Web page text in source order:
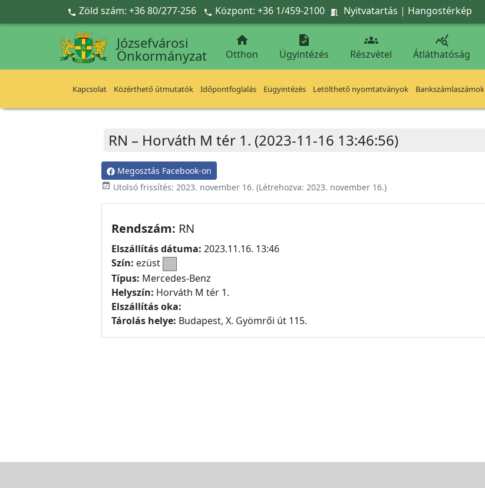
Ugrás a fő tartalomra
 Zöld szám: +36 80/277-256  Központ: +36 1/459-2100  Nyitvatartás | Hangostérkép
Józsefvárosi
Önkormányzat

Otthon

Ügyintézés

Részvétel

Átláthatóság
Kapcsolat Közérthető útmutatók Időpontfoglalás Eügyintézés Letölthető nyomtatványok Bankszámlaszámok
RN – Horváth M tér 1. (2023-11-16 13:46:56)
Megosztás Facebook-on
event_available Utolsó frissítés: 2023. november 16. (Létrehozva: 2023. november 16.)
Rendszám: RN
Elszállítás dátuma: 2023.11.16. 13:46
Szín: ezüst
Típus: Mercedes-Benz
Helyszín: Horváth M tér 1.
Elszállítás oka:
Tárolás helye: Budapest, X. Gyömrői út 115.